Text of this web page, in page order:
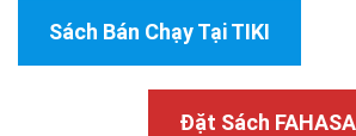
Sách Bán Chạy Tại TIKI
Đặt Sách FAHASA